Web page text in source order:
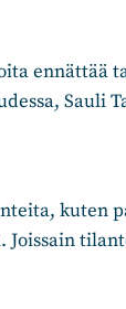
ennättää
Sauli
kuten